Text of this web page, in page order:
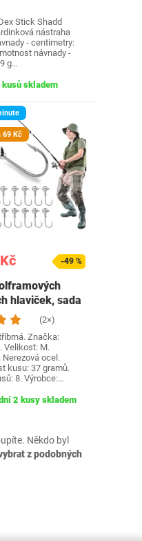
Někdo byl
z podobných
Stick Shadd
nástraha
- centimetry:
návnady -
g…
kusů skladem
69 Kč
-49 %
hlaviček, sada
háčků,…
(2×)
Značka:
Velikost: M.
Nerezová ocel.
kusu: 37 gramů.
8. Výrobce:…
2 kusy skladem